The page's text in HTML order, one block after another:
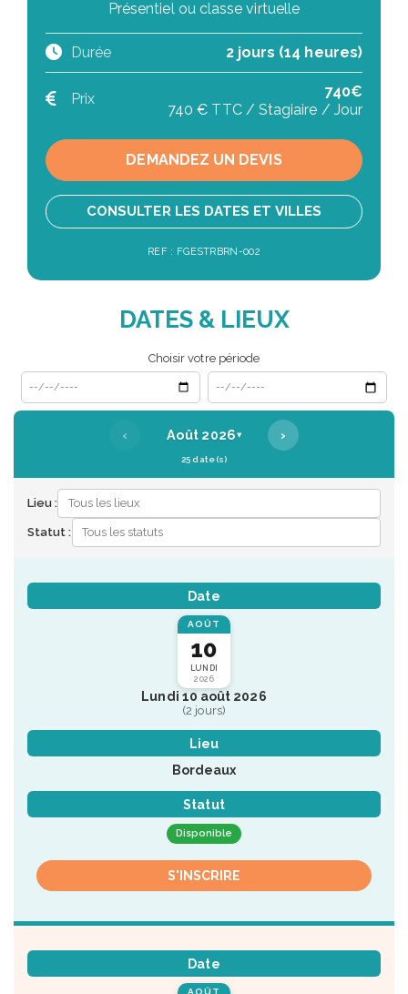
Présentiel ou classe virtuelle
Durée 2 jours (14 heures)
Prix
740€
740 € TTC / Stagiaire / Jour
DEMANDEZ UN DEVIS
CONSULTER LES DATES ET VILLES
REF : FGESTRBRN-002
DATES & LIEUX
Choisir votre période
Date de début
Date de fin
‹ Août 2026▾ ›
25 date(s)
Lieu :
Statut :
Date
AOÛT
10
LUNDI
2026
Lundi 10 août 2026
(2 jours)
Lieu
Bordeaux
Statut
Disponible
S'INSCRIRE
Date
AOÛT